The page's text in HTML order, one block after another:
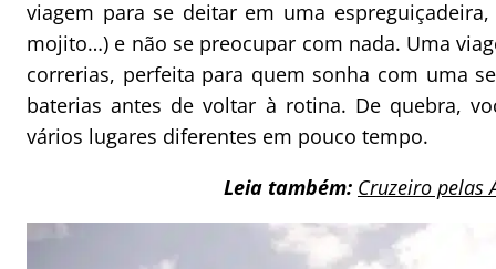
viagem para se deitar em uma
mojito…) e não se preocupar com nada. Uma
correrias, perfeita para quem sonha com uma
baterias antes de voltar à rotina. De quebra,
vários lugares diferentes em pouco tempo.
Leia também: Cruzeiro pelas